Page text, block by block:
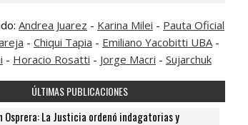
Andrea Juarez - Karina Milei - Pauta Oficial
- Chiqui Tapia - Emiliano Yacobitti UBA-
- Horacio Rosatti - Jorge Macri - Sujarchuk
ÚLTIMAS PUBLICACIONES
Osprera: La Justicia ordenó indagatorias y